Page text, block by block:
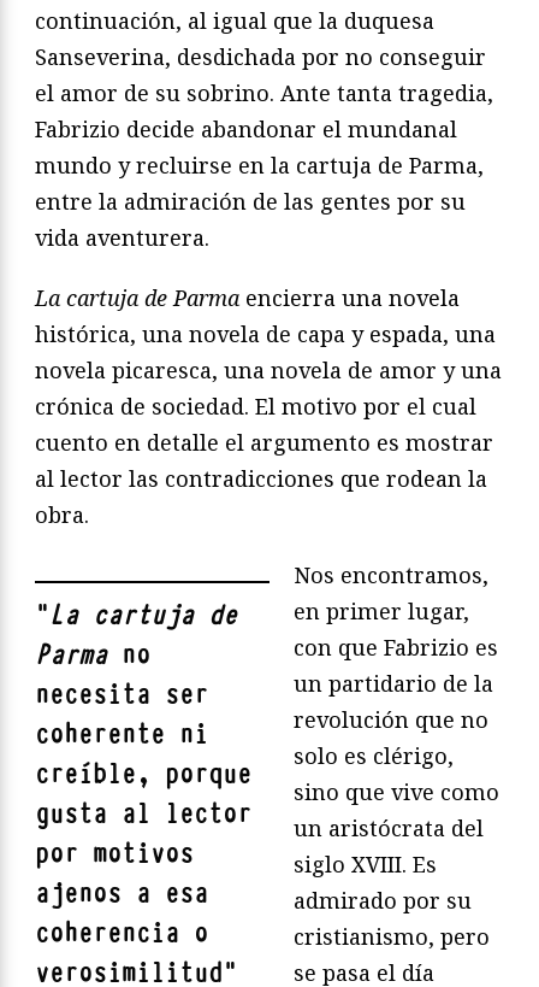
continuación, al igual que la duquesa
Sanseverina, desdichada por no conseguir
el amor de su sobrino. Ante tanta tragedia,
Fabrizio decide abandonar el mundanal
mundo y recluirse en la cartuja de Parma,
entre la admiración de las gentes por su
vida aventurera.
La cartuja de Parma encierra una novela
histórica, una novela de capa y espada, una
novela picaresca, una novela de amor y una
crónica de sociedad. El motivo por el cual
cuento en detalle el argumento es mostrar
al lector las contradicciones que rodean la
obra.
"La cartuja de
Parmano
necesita ser
coherente ni
creíble, porque
gusta al lector
por motivos
ajenos a esa
coherencia o
verosimilitud"
Nos encontramos,
en primer lugar,
con que Fabrizio es
un partidario de la
revolución que no
solo es clérigo,
sino que vive como
un aristócrata del
siglo XVIII. Es
admirado por su
cristianismo, pero
se pasa el día